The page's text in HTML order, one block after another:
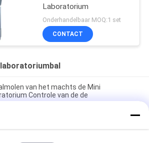
Laboratorium
Onderhandelbaar MOQ:1 set
CONTACT
van het machts de Mini
Controle van de de
van het Poederlaboratorium, van de de
de Lange Levensduur